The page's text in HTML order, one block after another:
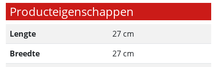
Producteigenschappen
Lengte
27 cm
Breedte
27 cm